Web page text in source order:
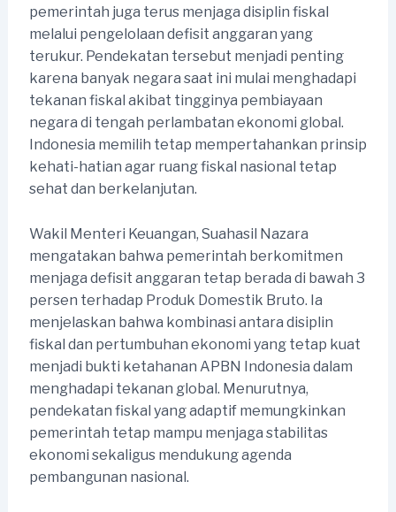
pemerintah juga terus menjaga disiplin fiskal
melalui pengelolaan defisit anggaran yang
terukur. Pendekatan tersebut menjadi penting
karena banyak negara saat ini mulai menghadapi
tekanan fiskal akibat tingginya pembiayaan
negara di tengah perlambatan ekonomi global.
Indonesia memilih tetap mempertahankan prinsip
kehati-hatian agar ruang fiskal nasional tetap
sehat dan berkelanjutan.
Wakil Menteri Keuangan, Suahasil Nazara
mengatakan bahwa pemerintah berkomitmen
menjaga defisit anggaran tetap berada di bawah 3
persen terhadap Produk Domestik Bruto. Ia
menjelaskan bahwa kombinasi antara disiplin
fiskal dan pertumbuhan ekonomi yang tetap kuat
menjadi bukti ketahanan APBN Indonesia dalam
menghadapi tekanan global. Menurutnya,
pendekatan fiskal yang adaptif memungkinkan
pemerintah tetap mampu menjaga stabilitas
ekonomi sekaligus mendukung agenda
pembangunan nasional.